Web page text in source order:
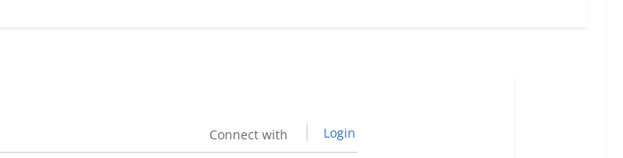
Connect with Login